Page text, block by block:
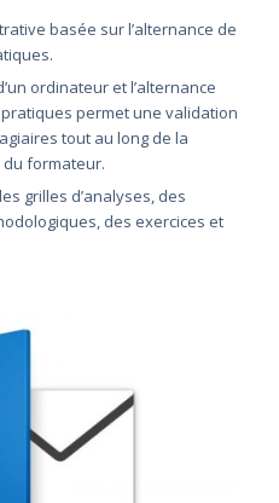
basée sur l’alternance de
ordinateur et l’alternance
permet une validation
tout au long de la
formateur.
grilles d’analyses, des
des exercices et